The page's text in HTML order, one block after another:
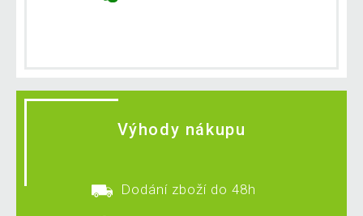
Výhody nákupu
Dodání zboží do 48h